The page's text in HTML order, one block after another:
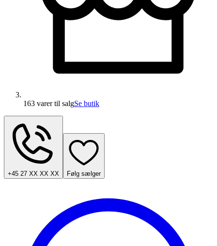
163 varertil salgSe butik
+45 27 XX XX XX Følg sælger